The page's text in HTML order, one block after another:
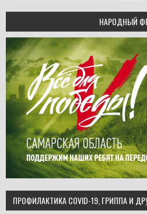
НАРОДНЫЙ
ПРОФИЛАКТИКА COVID-19, ГРИППА И